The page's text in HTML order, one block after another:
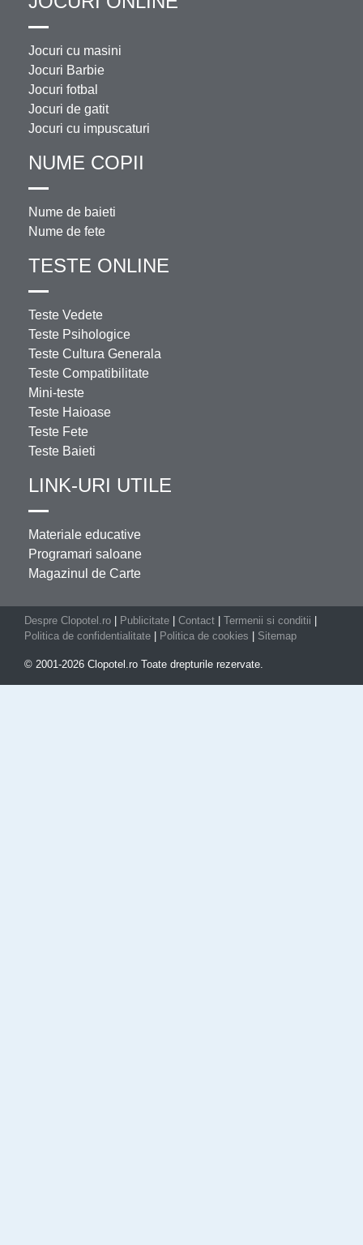
Jocuri cu masini
Jocuri Barbie
Jocuri fotbal
Jocuri de gatit
Jocuri cu impuscaturi
NUME COPII
Nume de baieti
Nume de fete
TESTE ONLINE
Teste Vedete
Teste Psihologice
Teste Cultura Generala
Teste Compatibilitate
Mini-teste
Teste Haioase
Teste Fete
Teste Baieti
LINK-URI UTILE
Materiale educative
Programari saloane
Magazinul de Carte
Despre Clopotel.ro Publicitate Contact Termenii si conditii
Politica de confidentialitate
Politica de cookies Sitemap
© 2001-2026 Clopotel.ro Toate drepturile rezervate.